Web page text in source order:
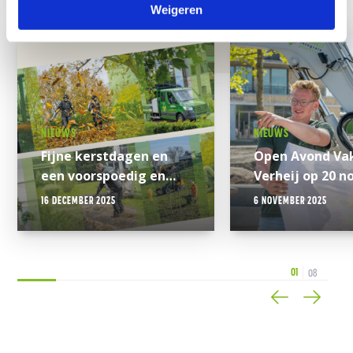
Weigeren
NIEUWS
Fijne kerstdagen en
een voorspoedig en
groen 2026!
16 DECEMBER 2025
NIEUWS
Open Avond
Verheij op 20
2025
6 NOVEMBER 2025
0 0